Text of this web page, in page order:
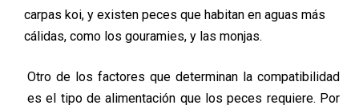
carpas koi, y existen peces que habitan en aguas más
cálidas, como los gouramies, y las monjas.
Otro de los factores que determinan la compatibilidad
es el tipo de alimentación que los peces requiere. Por